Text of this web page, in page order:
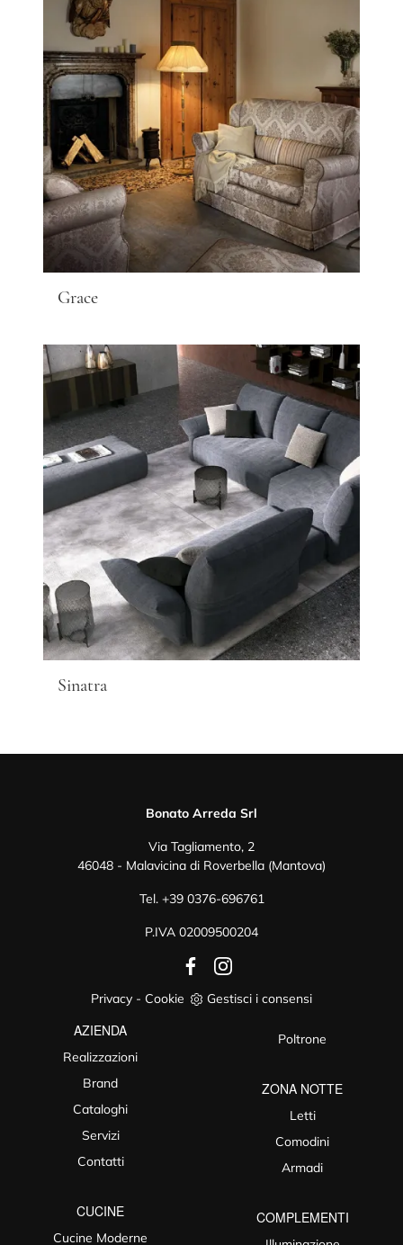
Grace
Sinatra
Bonato Arreda Srl
Via Tagliamento, 2
46048 - Malavicina di Roverbella (Mantova)
Tel. +39 0376-696761
P.IVA 02009500204
Privacy - Cookie Gestisci i consensi
AZIENDA
Realizzazioni
Brand
Cataloghi
Servizi
Contatti
CUCINE
Cucine Moderne
Poltrone
ZONA NOTTE
Letti
Comodini
Armadi
COMPLEMENTI